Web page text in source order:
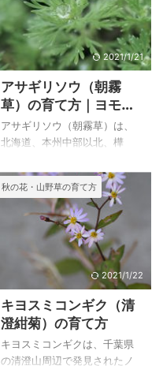
が流通しているようです。 私
は小型の花の咲いている小さ
な鉢植を購入して１０数年栽
培しています。あまり手をか
けることなく育てていますが
毎年可憐な花を見せてくれま
す。 洋ランはいろいろ育てて
いたのですが、場所の関係か
ら、現在は、オンシジュウム
ラブ ‘ピンキー’（
Laeliocattleya A ...
2021/1/21
アサギリソウ（朝霧
草）の育て方｜ヨモギ
属のシロサマニヨモ
ギ、オオヨモギ、イヌ
アサギリソウ（朝霧草）は、
北海道、本州中部以北、樺
帯の岩場や岩礫地に生える多
年草です。 キク科 ヨモギ属
の植物で、全体が銀白色の絹
毛に覆われた葉が、マットに
なった姿はとても美しいで
す。 ヨモギ属の大雪山で写し
たシロサマニヨモギ（白様似
蓬）、尾瀬で写したオオヨモ
ギ（大蓬）、根本山のイヌヨ
モギ（犬蓬）の特徴を下に載
せています。 上のアサギリソ
ウ（朝霧草）は、自宅で２０
秋の花・山野草の育て方
2021/1/22
キヨスミコンギク（清
澄紺菊）の育て方
キヨスミコンギクは、千葉県
の清澄山周辺で発見されたノ